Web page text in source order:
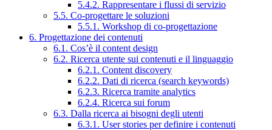
5.4.2. Rappresentare i flussi di servizio
5.5. Co-progettare le soluzioni
5.5.1. Workshop di co-progettazione
6. Progettazione dei contenuti
6.1. Cos’è il content design
6.2. Ricerca utente sui contenuti e il linguaggio
6.2.1. Content discovery
6.2.2. Dati di ricerca (search keywords)
6.2.3. Ricerca tramite analytics
6.2.4. Ricerca sui forum
6.3. Dalla ricerca ai bisogni degli utenti
6.3.1. User stories per definire i contenuti